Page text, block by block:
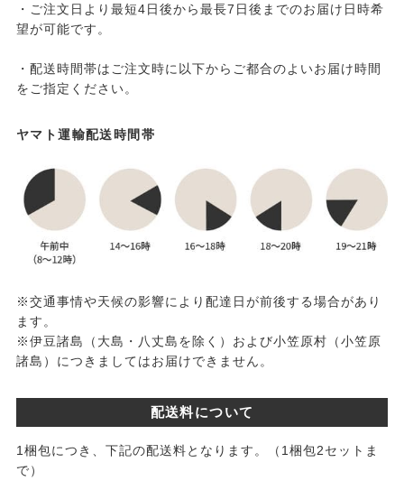
・ご注文日より最短4日後から最長7日後までのお届け日時希
望が可能です。
・配送時間帯はご注文時に以下からご都合のよいお届け時間
をご指定ください。
ヤマト運輸配送時間帯
※交通事情や天候の影響により配達日が前後する場合があり
ます。
※伊豆諸島（大島・八丈島を除く）および小笠原村（小笠原
諸島）につきましてはお届けできません。
配送料について
1梱包につき、下記の配送料となります。（1梱包2セットま
で）